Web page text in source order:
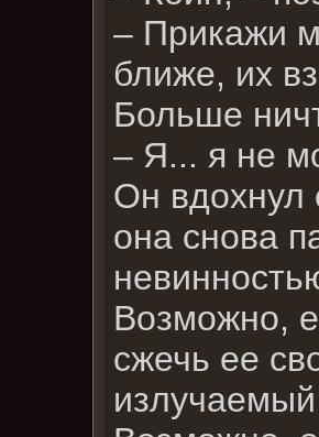
– Прикажи
ближе, их
Больше
– Я... я не
Он вдохнул
она снова
Возможно,
сжечь ее